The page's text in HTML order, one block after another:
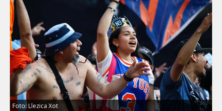
Foto: Llezica Xot